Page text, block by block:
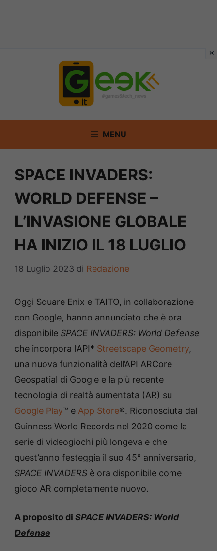
MENU
SPACE INVADERS:
WORLD DEFENSE –
L’INVASIONE GLOBALE
HA INIZIO IL 18 LUGLIO
18 Luglio 2023 di Redazione
Oggi Square Enix e TAITO, in collaborazione
con Google, hanno annunciato che è ora
disponibile SPACE INVADERS: World Defense
che incorpora l’API* Streetscape Geometry,
una nuova funzionalità dell’API ARCore
Geospatial di Google e la più recente
tecnologia di realtà aumentata (AR) su
Google Play™ e App Store®. Riconosciuta dal
Guinness World Records nel 2020 come la
serie di videogiochi più longeva e che
quest’anno festeggia il suo 45° anniversario,
SPACE INVADERS è ora disponibile come
gioco AR completamente nuovo.
A proposito di SPACE INVADERS: World
Defense